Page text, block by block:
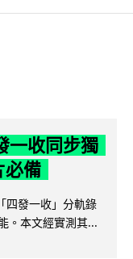
一收同步獨
必備
四發一收」分軌錄
。本文經實測其...